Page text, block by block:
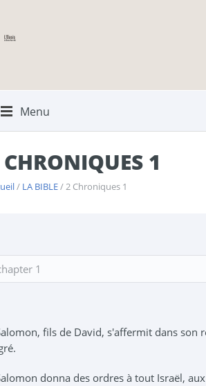
Menu
1
/ LA BIBLE/ 2 Chroniques 1
fils de David, s'affermit dans son
donna des ordres à tout Israël,